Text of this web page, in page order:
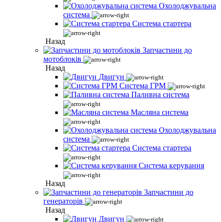
Охолоджувальна
система
Система стартера
Назад
Запчастини до
мотоблоків
Назад
Двигун
Система ГРМ
Паливна система
Масляна система
Охолоджувальна
система
Система стартера
Система керування
Назад
Запчастини до
генераторів
Назад
Двигун